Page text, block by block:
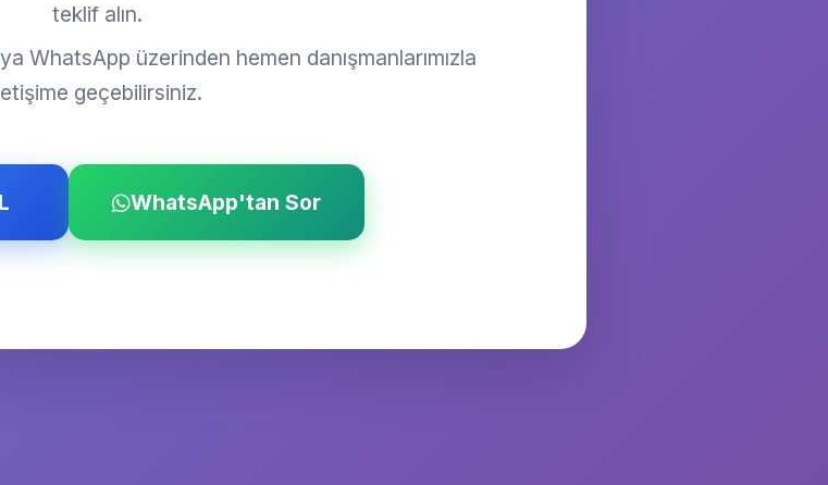
teklif alın.
WhatsApp üzerinden hemen danışmanlarımızla
geçebilirsiniz.
WhatsApp'tan Sor